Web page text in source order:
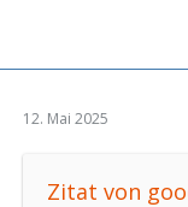
Von den Kosten
imho keine gute
12. Mai 2025
Zitat von